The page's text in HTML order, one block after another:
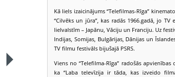
PUBLISKAJĀS
BIBLIOTĒKĀS
PUBLISKAJĀS
BIBLIOTĒKĀS
Kā liels izaicinājums “Telefilmas-Rīga”
“Cilvēks un jūra”, kas radās 1966.gadā, jo
lielvalstīm – Japānu, Vāciju un Franciju. Uz
Indijas, Somijas, Bulgārijas, Dānijas un
TV filmu festivāls bijušajā PSRS.
Viens no “Telefilma-Rīga” radošās
ka “Laba televīzija ir tāda, kas izveido